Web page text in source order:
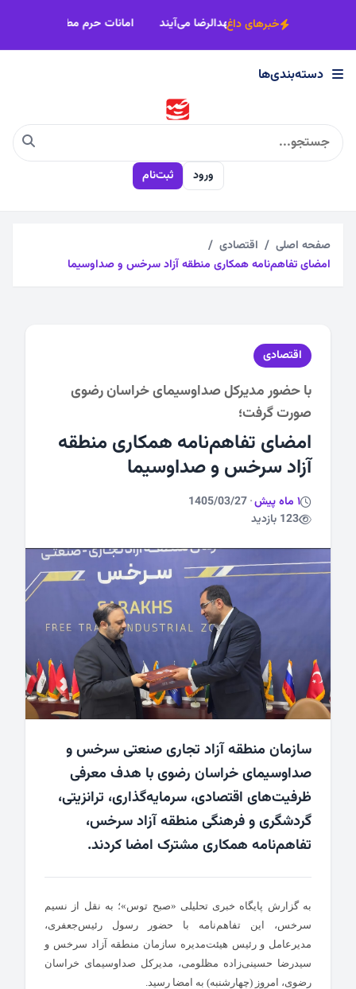
×
دسته‌بندی‌ها
اجتماعی
چندرسانه
فرهنگی
ورزشی
خبرهای داغ
اصناف خراسان رضوی پای‌کار زائران پیاده مشهدالرضا می‌آیند
دسته‌بندی‌ها
ورود ثبت‌نام
صفحه اصلی
اقتصادی
امضای تفاهم‌نامه همکاری منطقه آزاد سرخس و صداوسیما
اقتصادی
با حضور مدیرکل صداوسیمای خراسان رضوی
صورت گرفت؛
امضای تفاهم‌نامه همکاری منطقه
آزاد سرخس و صداوسیما
1 ماه پیش ·
1405/03/27
123 بازدید
سازمان منطقه آزاد تجاری صنعتی سرخس و
صداوسیمای خراسان رضوی با هدف معرفی
ظرفیت‌های اقتصادی، سرمایه‌گذاری، ترانزیتی،
گردشگری و فرهنگی منطقه آزاد سرخس،
تفاهم‌نامه همکاری مشترک امضا کردند.
به گزارش پایگاه خبری تحلیلی «صبح توس»؛ به نقل از نسیم
سرخس، این تفاهم‌نامه با حضور رسول رئیس‌جعفری،
مدیرعامل و رئیس هیئت‌مدیره سازمان منطقه آزاد سرخس و
سیدرضا حسینی‌زاده مظلومی، مدیرکل صداوسیمای خراسان
رضوی، امروز (چهارشنبه) به امضا رسید.